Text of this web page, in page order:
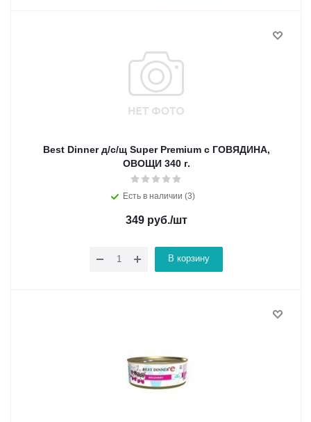
Best Dinner д/с/щ Super Premium с ГОВЯДИНА,
ОВОЩИ 340 г.
Есть в наличии (3)
349руб./шт
В корзину